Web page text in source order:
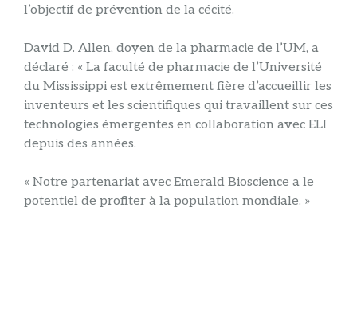
l’objectif de prévention de la cécité.
David D. Allen, doyen de la pharmacie de l’UM, a
déclaré : « La faculté de pharmacie de l’Université
du Mississippi est extrêmement fière d’accueillir les
inventeurs et les scientifiques qui travaillent sur ces
technologies émergentes en collaboration avec ELI
depuis des années.
« Notre partenariat avec Emerald Bioscience a le
potentiel de profiter à la population mondiale. »